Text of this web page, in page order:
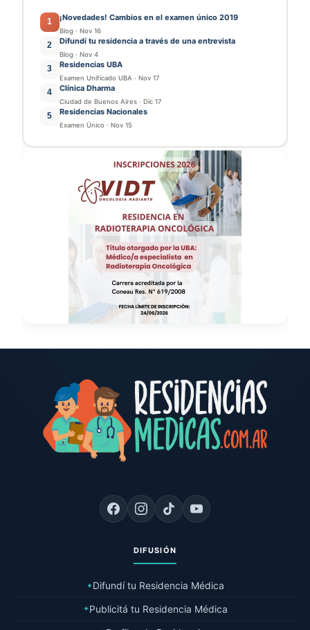
1 ¡Novedades! Cambios en el examen único 2019
Blog · Nov 16
2 Difundí tu residencia a través de una entrevista
Blog · Nov 4
3 Residencias UBA
Examen Unificado UBA · Nov 17
4 Clínica Dharma
Ciudad de Buenos Aires · Dic 17
5 Residencias Nacionales
Examen Único · Nov 15
DIFUSIÓN
✦Difundí tu Residencia Médica
✦Publicitá tu Residencia Médica